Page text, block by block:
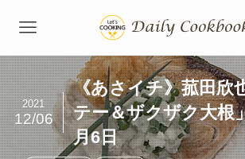
《あさイチ》菰田欣
テー＆ザクザク大根
月6日
2021
12/06